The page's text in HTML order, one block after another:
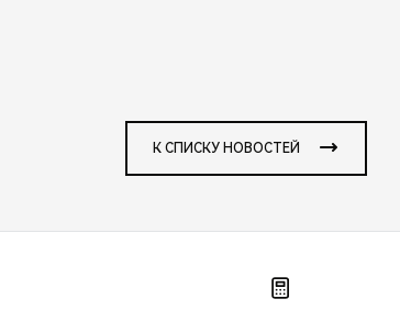
К СПИСКУ НОВОСТЕЙ